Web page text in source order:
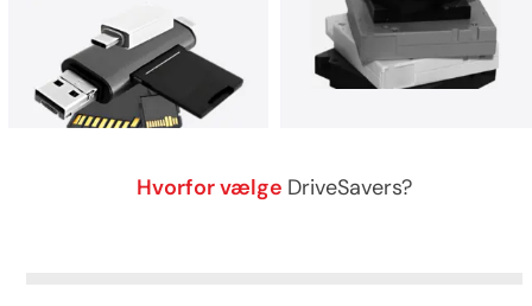
Windows.
ransomware-angreb.
Kontakt DriveSavers for
hjælp.
DriveSavers gendanner data
sikkert fra alle typer
Hvorfor vælge DriveSavers?